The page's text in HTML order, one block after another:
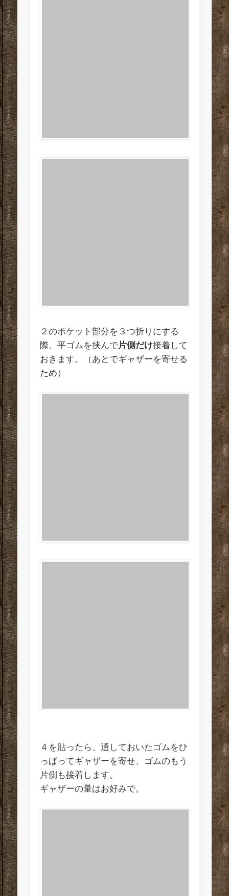
２のポケット部分を３つ折りにする
際、平ゴムを挟んで片側だけ接着して
おきます。（あとでギャザーを寄せる
ため）
４を貼ったら、通しておいたゴムをひ
っぱってギャザーを寄せ、ゴムのもう
片側も接着します。
ギャザーの量はお好みで。